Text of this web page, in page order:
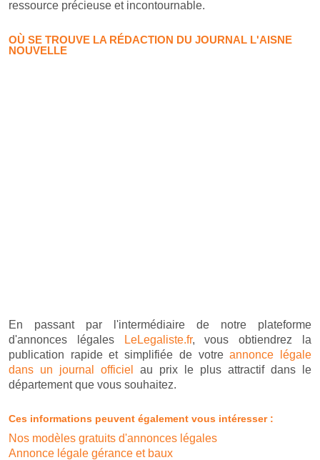
ressource précieuse et incontournable.
OÙ SE TROUVE LA RÉDACTION DU JOURNAL L'AISNE
NOUVELLE
En passant par l'intermédiaire de notre plateforme
d'annonces légales
LeLegaliste.fr, vous obtiendrez la
publication rapide et simplifiée de votreannonce légale
dans un journal officiel
au prix le plus attractif dans le
département que vous souhaitez.
Ces informations peuvent également vous intéresser :
Nos modèles gratuits d'annonces légales
Annonce légale gérance et baux